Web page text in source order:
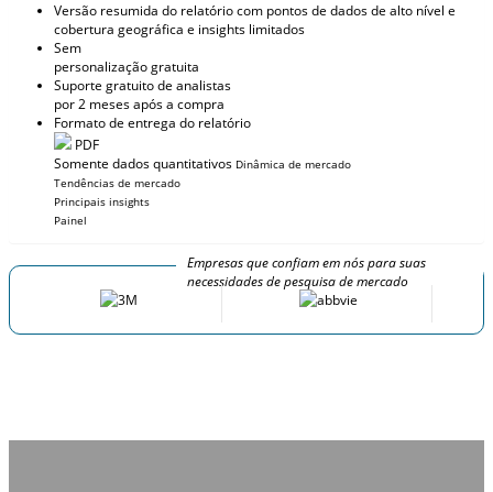
Versão resumida do relatório com pontos de dados de alto nível e
cobertura geográfica e insights limitados
Sem
personalização gratuita
Suporte gratuito de analistas
por 2 meses após a compra
Formato de entrega do relatório
PDF
Somente dados quantitativos Dinâmica de mercado
Tendências de mercado
Principais insights
Painel
Empresas que confiam em nós para suas
necessidades de pesquisa de mercado